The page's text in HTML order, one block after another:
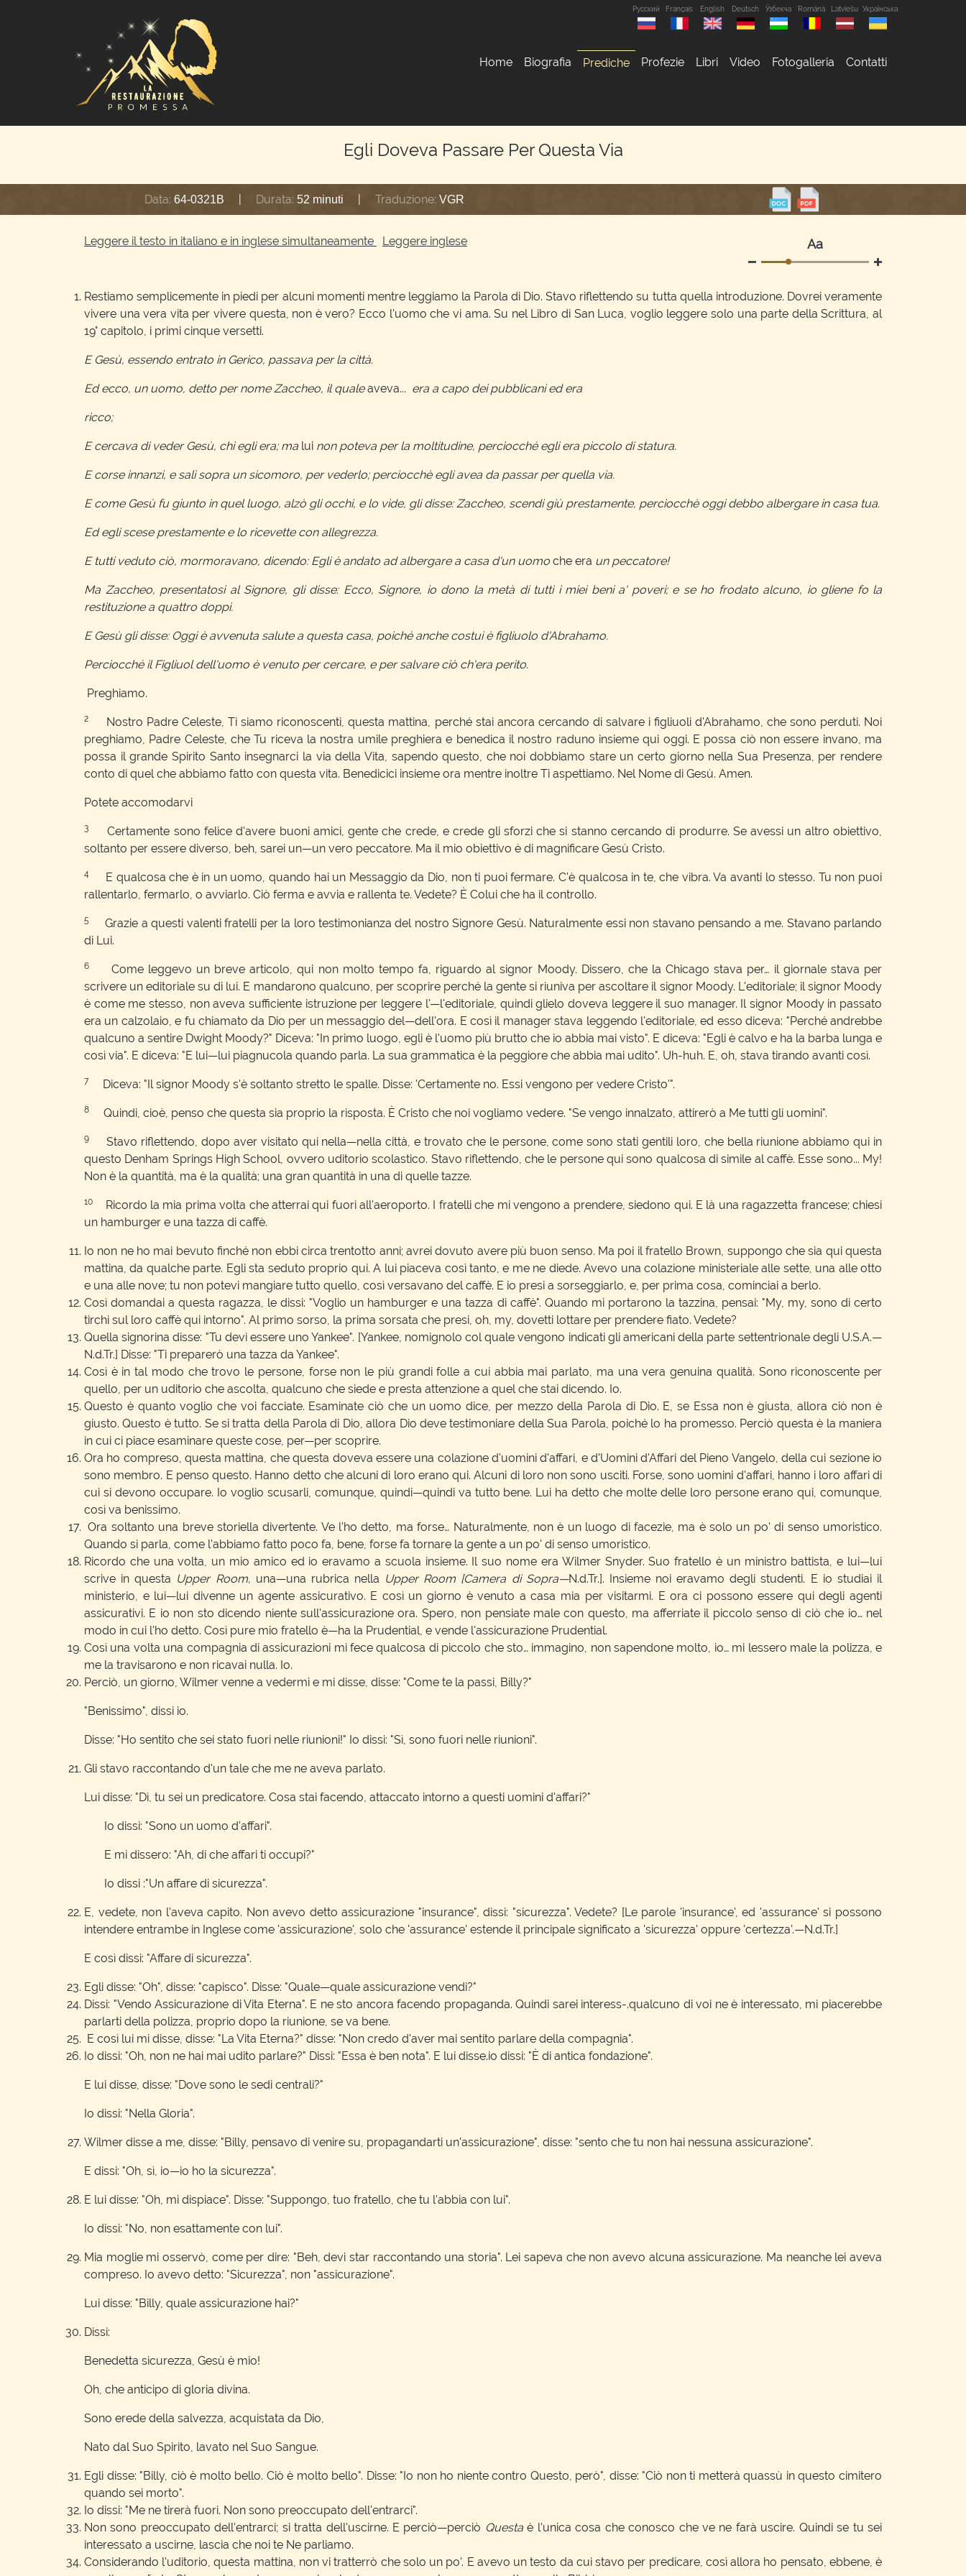
Русский Français English Deutsch Ўзбекча Română Latviešu Українська
Home Biografia Prediche Profezie Libri Video Fotogalleria Contatti
Egli Doveva Passare Per Questa Via
Data: 64-0321B Durata: 52 minuti Traduzione: VGR
Leggere il testo in italiano e in inglese simultaneamente Leggere inglese Аа
Restiamo semplicemente in piedi per alcuni momenti mentre leggiamo la Parola di Dio. Stavo riflettendo su tutta quella introduzione. Dovrei veramente
vivere una vera vita per vivere questa, non è vero? Ecco l'uomo che vi ama. Su nel Libro di San Luca, voglio leggere solo una parte della Scrittura, al
19° capitolo, i primi cinque versetti.
E Gesù, essendo entrato in Gerico, passava per la città.
Ed ecco, un uomo, detto per nome Zaccheo, il qualeaveva... era a capo dei pubblicani ed era
ricco;
E cercava di veder Gesù, chi egli era; ma lui non poteva per la moltitudine, perciocché egli era piccolo di statura.
E corse innanzi, e salì sopra un sicomoro, per vederlo; perciocchè egli avea da passar per quella via.
E come Gesù fu giunto in quel luogo, alzò gli occhi, e lo vide, gli disse: Zaccheo, scendi giù prestamente, perciocchè oggi debbo albergare in casa tua.
Ed egli scese prestamente e lo ricevette con allegrezza.
E tutti veduto ciò, mormoravano, dicendo: Egli è andato ad albergare a casa d'un uomo che era un peccatore!
Ma Zaccheo, presentatosi al Signore, gli disse: Ecco, Signore, io dono la metà di tutti i miei beni a' poveri; e se ho frodato alcuno, io gliene fo la
restituzione a quattro doppi.
E Gesù gli disse: Oggi è avvenuta salute a questa casa, poiché anche costui è figliuolo d'Abrahamo.
Perciocché il Figliuol dell'uomo è venuto per cercare, e per salvare ciò ch'era perito.
Preghiamo.
2
Nostro Padre Celeste, Ti siamo riconoscenti, questa mattina, perché stai ancora cercando di salvare i figliuoli d'Abrahamo, che sono perduti. Noi
preghiamo, Padre Celeste, che Tu riceva la nostra umile preghiera e benedica il nostro raduno insieme qui oggi. E possa ciò non essere invano, ma
possa il grande Spirito Santo insegnarci la via della Vita, sapendo questo, che noi dobbiamo stare un certo giorno nella Sua Presenza, per rendere
conto di quel che abbiamo fatto con questa vita. Benedicici insieme ora mentre inoltre Ti aspettiamo. Nel Nome di Gesù. Amen.
Potete accomodarvi
3
Certamente sono felice d'avere buoni amici, gente che crede, e crede gli sforzi che si stanno cercando di produrre. Se avessi un altro obiettivo,
soltanto per essere diverso, beh, sarei un—un vero peccatore. Ma il mio obiettivo è di magnificare Gesù Cristo.
4
E qualcosa che è in un uomo, quando hai un Messaggio da Dio, non ti puoi fermare. C'è qualcosa in te, che vibra. Va avanti lo stesso. Tu non puoi
rallentarlo, fermarlo, o avviarlo. Ciò ferma e avvia e rallenta te. Vedete? È Colui che ha il controllo.
5
Grazie a questi valenti fratelli per la loro testimonianza del nostro Signore Gesù. Naturalmente essi non stavano pensando a me. Stavano parlando
di Lui.
6
Come leggevo un breve articolo, qui non molto tempo fa, riguardo al signor Moody. Dissero, che la Chicago stava per… il giornale stava per
scrivere un editoriale su di lui. E mandarono qualcuno, per scoprire perché la gente si riuniva per ascoltare il signor Moody. L'editoriale; il signor Moody
è come me stesso, non aveva sufficiente istruzione per leggere l'—l'editoriale, quindi glielo doveva leggere il suo manager. Il signor Moody in passato
era un calzolaio, e fu chiamato da Dio per un messaggio del—dell'ora. E così il manager stava leggendo l'editoriale, ed esso diceva: "Perché andrebbe
qualcuno a sentire Dwight Moody?" Diceva: "In primo luogo, egli è l'uomo più brutto che io abbia mai visto". E diceva: "Egli è calvo e ha la barba lunga e
così via". E diceva: "E lui—lui piagnucola quando parla. La sua grammatica è la peggiore che abbia mai udito". Uh-huh. E, oh, stava tirando avanti così.
7 Diceva: "Il signor Moody s'è soltanto stretto le spalle. Disse: 'Certamente no. Essi vengono per vedere Cristo'".
8 Quindi, cioè, penso che questa sia proprio la risposta. È Cristo che noi vogliamo vedere. "Se vengo innalzato, attirerò a Me tutti gli uomini".
9
Stavo riflettendo, dopo aver visitato qui nella—nella città, e trovato che le persone, come sono stati gentili loro, che bella riunione abbiamo qui in
questo Denham Springs High School, ovvero uditorio scolastico. Stavo riflettendo, che le persone qui sono qualcosa di simile al caffè. Esse sono... My!
Non è la quantità, ma è la qualità; una gran quantità in una di quelle tazze.
10
Ricordo la mia prima volta che atterrai qui fuori all'aeroporto. I fratelli che mi vengono a prendere, siedono qui. E là una ragazzetta francese; chiesi
un hamburger e una tazza di caffè.
Io non ne ho mai bevuto finché non ebbi circa trentotto anni; avrei dovuto avere più buon senso. Ma poi il fratello Brown, suppongo che sia qui questa
mattina, da qualche parte. Egli sta seduto proprio qui. A lui piaceva così tanto, e me ne diede. Avevo una colazione ministeriale alle sette, una alle otto
e una alle nove; tu non potevi mangiare tutto quello, così versavano del caffè. E io presi a sorseggiarlo, e, per prima cosa, cominciai a berlo.
Così domandai a questa ragazza, le dissi: "Voglio un hamburger e una tazza di caffè". Quando mi portarono la tazzina, pensai: "My, my, sono di certo
tirchi sul loro caffè qui intorno". Al primo sorso, la prima sorsata che presi, oh, my, dovetti lottare per prendere fiato. Vedete?
Quella signorina disse: "Tu devi essere uno Yankee". [Yankee, nomignolo col quale vengono indicati gli americani della parte settentrionale degli U.S.A.—
N.d.Tr.] Disse: "Ti preparerò una tazza da Yankee".
Così è in tal modo che trovo le persone, forse non le più grandi folle a cui abbia mai parlato, ma una vera genuina qualità. Sono riconoscente per
quello, per un uditorio che ascolta, qualcuno che siede e presta attenzione a quel che stai dicendo. Io.
Questo è quanto voglio che voi facciate. Esaminate ciò che un uomo dice, per mezzo della Parola di Dio. E, se Essa non è giusta, allora ciò non è
giusto. Questo è tutto. Se si tratta della Parola di Dio, allora Dio deve testimoniare della Sua Parola, poiché lo ha promesso. Perciò questa è la maniera
in cui ci piace esaminare queste cose, per—per scoprire.
Ora ho compreso, questa mattina, che questa doveva essere una colazione d'uomini d'affari, e d'Uomini d'Affari del Pieno Vangelo, della cui sezione io
sono membro. E penso questo. Hanno detto che alcuni di loro erano qui. Alcuni di loro non sono usciti. Forse, sono uomini d'affari, hanno i loro affari di
cui si devono occupare. Io voglio scusarli, comunque, quindi—quindi va tutto bene. Lui ha detto che molte delle loro persone erano qui, comunque,
così va benissimo.
Ora soltanto una breve storiella divertente. Ve l'ho detto, ma forse… Naturalmente, non è un luogo di facezie, ma è solo un po' di senso umoristico.
Quando si parla, come l'abbiamo fatto poco fa, bene, forse fa tornare la gente a un po' di senso umoristico.
Ricordo che una volta, un mio amico ed io eravamo a scuola insieme. Il suo nome era Wilmer Snyder. Suo fratello è un ministro battista, e lui—lui
scrive in questa Upper Room, una—una rubrica nella Upper Room [Camera di Sopra—N.d.Tr.]. Insieme noi eravamo degli studenti. E io studiai il
ministerio, e lui—lui divenne un agente assicurativo. E così un giorno è venuto a casa mia per visitarmi. E ora ci possono essere qui degli agenti
assicurativi. E io non sto dicendo niente sull'assicurazione ora. Spero, non pensiate male con questo, ma afferriate il piccolo senso di ciò che io… nel
modo in cui l'ho detto. Così pure mio fratello è—ha la Prudential, e vende l'assicurazione Prudential.
Così una volta una compagnia di assicurazioni mi fece qualcosa di piccolo che sto… immagino, non sapendone molto, io… mi lessero male la polizza, e
me la travisarono e non ricavai nulla. Io.
Perciò, un giorno, Wilmer venne a vedermi e mi disse, disse: "Come te la passi, Billy?"
"Benissimo", dissi io.
Disse: "Ho sentito che sei stato fuori nelle riunioni!" Io dissi: "Sì, sono fuori nelle riunioni".
Gli stavo raccontando d'un tale che me ne aveva parlato.
Lui disse: "Dì, tu sei un predicatore. Cosa stai facendo, attaccato intorno a questi uomini d'affari?"
Io dissi: "Sono un uomo d'affari".
E mi dissero: "Ah, di che affari ti occupi?"
Io dissi :"Un affare di sicurezza".
E, vedete, non l'aveva capito. Non avevo detto assicurazione "insurance", dissi: "sicurezza". Vedete? [Le parole 'insurance', ed 'assurance' si possono
intendere entrambe in Inglese come 'assicurazione', solo che 'assurance' estende il principale significato a 'sicurezza' oppure 'certezza'.—N.d.Tr.]
E così dissi: "Affare di sicurezza".
Egli disse: "Oh", disse: "capisco". Disse: "Quale—quale assicurazione vendi?"
Dissi: "Vendo Assicurazione di Vita Eterna". E ne sto ancora facendo propaganda. Quindi sarei interess-.qualcuno di voi ne è interessato, mi piacerebbe
parlarti della polizza, proprio dopo la riunione, se va bene.
E così lui mi disse, disse: "La Vita Eterna?" disse: "Non credo d'aver mai sentito parlare della compagnia".
Io dissi: "Oh, non ne hai mai udito parlare?" Dissi: "Essa è ben nota". E lui disse.io dissi: "È di antica fondazione".
E lui disse, disse: "Dove sono le sedi centrali?"
Io dissi: "Nella Gloria".
Wilmer disse a me, disse: "Billy, pensavo di venire su, propagandarti un'assicurazione", disse: "sento che tu non hai nessuna assicurazione".
E dissi: "Oh, sì, io—io ho la sicurezza".
E lui disse: "Oh, mi dispiace". Disse: "Suppongo, tuo fratello, che tu l'abbia con lui".
Io dissi: "No, non esattamente con lui".
Mia moglie mi osservò, come per dire: "Beh, devi star raccontando una storia". Lei sapeva che non avevo alcuna assicurazione. Ma neanche lei aveva
compreso. Io avevo detto: "Sicurezza", non "assicurazione".
Lui disse: "Billy, quale assicurazione hai?"
Dissi:
Benedetta sicurezza, Gesù è mio!
Oh, che anticipo di gloria divina.
Sono erede della salvezza, acquistata da Dio,
Nato dal Suo Spirito, lavato nel Suo Sangue.
Egli disse: "Billy, ciò è molto bello. Ciò è molto bello". Disse: "Io non ho niente contro Questo, però", disse: "Ciò non ti metterà quassù in questo cimitero
quando sei morto".
Io dissi: "Me ne tirerà fuori. Non sono preoccupato dell'entrarci".
Non sono preoccupato dell'entrarci; si tratta dell'uscirne. E perciò—perciò Questaè l'unica cosa che conosco che ve ne farà uscire. Quindi se tu sei
interessato a uscirne, lascia che noi te Ne parliamo.
Considerando l'uditorio, questa mattina, non vi tratterrò che solo un po'. E avevo un testo da cui stavo per predicare, così allora ho pensato, ebbene, è